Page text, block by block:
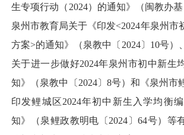
生专项行动（2024）的通知》（闽教办基
泉州市教育局关于《印发<2024年泉州市
方案>的通知》（泉教中〔2024〕10号）
关于进一步做好2024年泉州市初中新生
知》（泉教中〔2024〕8号）和《泉州市
印发鲤城区2024年初中新生入学均衡
知》（泉鲤政教明电〔2024〕64号）等